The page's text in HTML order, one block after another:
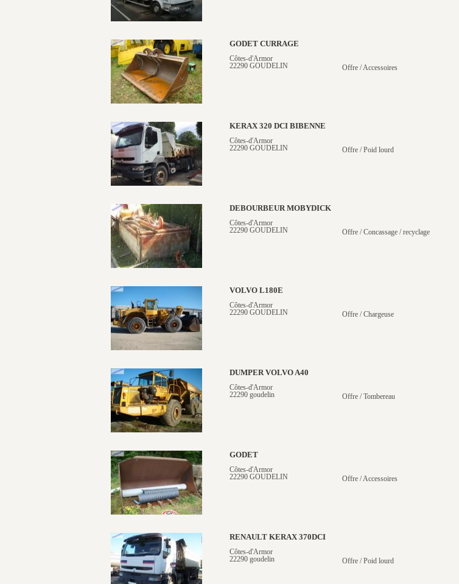
GODET CURRAGE
Côtes-d'Armor
22290 GOUDELIN
Offre / Accessoires
KERAX 320 DCI BIBENNE
Côtes-d'Armor
22290 GOUDELIN
Offre / Poid lourd
DEBOURBEUR MOBYDICK
Côtes-d'Armor
22290 GOUDELIN
Offre / Concassage / recyclage
VOLVO L180E
Côtes-d'Armor
22290 GOUDELIN
Offre / Chargeuse
DUMPER VOLVO A40
Côtes-d'Armor
22290 goudelin
Offre / Tombereau
GODET
Côtes-d'Armor
22290 GOUDELIN
Offre / Accessoires
RENAULT KERAX 370DCI
Côtes-d'Armor
22290 goudelin
Offre / Poid lourd